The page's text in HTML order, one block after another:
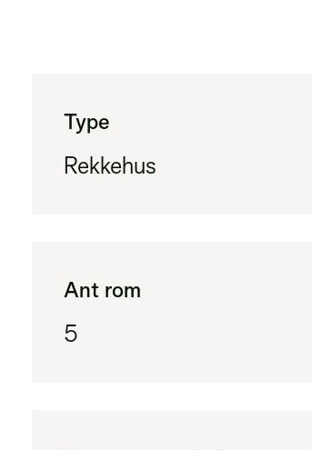
Type
Rekkehus
Ant rom
5